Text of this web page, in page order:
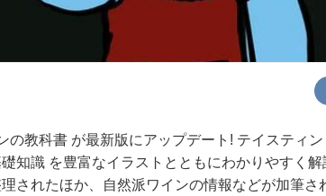
の教科書 が最新版にアップデート! テイスティ
知識 を豊富なイラストとともにわかりやすく
されたほか、自然派ワインの情報などが加筆さ